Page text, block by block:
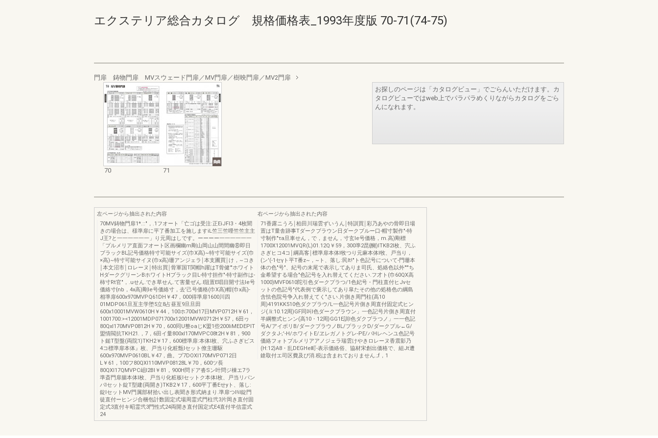
エクステリア総合カタログ 規格価格表_1993年度版 70-71(74-75)
門扉 鋳物門扉 MVスウェード門扉／MV門扉／樹映門扉／MV2門扉
70 71
お探しのページは「カタログビュー」でごらんいただけます。カ
タログビューではweb上でパラパラめくりながらカタログをごら
んになれます。
左ページから抽出された内容
70MV鋳物門扉1*.::"，.1フオート「亡ゴは受注:正EiJFl3・4枚聞
きの場合は、様準扉に平了番加工を施しますiL竺三竺哩竺竺主主
J王?と一一一一一一」り元周はしです。ーーーー一一一一一一
「プルメリア直面フオート区画欄幽m剛山岡山山間間幽⑧即日
ブラックBL記号価格特寸可能サイズ(巾X高)~特寸可能サイズ(巾
×高)~特寸可能サイヌ(巾x高)珊アンジェラ￨本支圃買￨け，~コき
￨本文沼市￨ロレーヌ￨特出買￨骨軍国T関帽h躍はT骨健'"ホワイト
HダークグリーンBホワイトHブラック目L-特寸担作"-特寸副作は-
柿寸Rt官"，.uせん.でき草せん.て害量ぜん.l阻置E唱目開寸法le号
価絡寸{nb，4x高)剛le号価絡寸，去'己号価格(巾X高)帽(巾x高)-
相準扉600x970MVPQ61DH￥47，000得準扉1600川四
01MDP061旦亙主学堕5立8占昼亙9旦旦田
600x10001MVW0610H￥44，100ホ700xl17日MVP0712H￥61，
1001700:><12001MDP071700x12001MVW0712H￥57，6田ヮ
80Qxl170MVP0812H￥70，600同U整oaじK盟1些200liMEDEPlT
盟情閥抗TKH21.，7，6田イ量800xl170MVPC08t2H￥81，900
ト鎚T型盤(両院1)TKH2￥17，600標準扉:本体l枚、穴ふさぎピス
4コ標準扉本体』枚、戸当り化粧甑lセット僚主珊駆
600x970MVP0610BL￥47，曲。プ7DOXl170MVP0712日
L￥61，100フ80QXl110MVP08128L￥70，600ツ長
80QXl17QMVPC岨I2Bl￥81，900H問ドア沓Sン叶問ジ棟エ7ラ
準斎門扉腸本体l枚、戸当り化粧板lセットク本体l枚、戸当リパン
パlセット錠T型建(両開き)TKB2￥17，600平丁番Eせyト、落し:
錠lセットMV門属部材拾い出し表聞き形式納まり.準扉つI!il錠門
徒直付ーヒンジ合梱包計数固定式場周霊式門柱弐3片岡き直付固
定式3直付キ昭霊弐3門性式24両開き直付国定式E4直付半信霊式
24
右ページから抽出された内容
71香露ニうろ￨柏田川瑞雲ずいうん￨特訓買￨彩乃あやの骨即日場
置はT量舎跡事Tダークブラウン日ダークブルー口-帽寸製作"-特
寸制作"τa旦車せん，で，ません，寸玄Ie号価格，m.高)剛標
1700X12001MVQR(L)01.12Q￥59，300準2昆{醐)ITKB2l枚、宍ふ
さぎヒコ4コ￨綱高客￨標準扉本体l牧つり元麻本体l牧、戸当り，
(ン'(-1セγト平T番z~，~ト、落し:民It!"ト色記号について-門珊本
体の色"号"、紀号の末尾で表示してありま司氏、処絡色以外"'"ち
金希望する場合"色記号を入れ替えてください.フ才ト(巾60QX高
1000)MVF0610陀引色ダークプラつ/1色妃号・門柱直付ヒJνセ
ットの色記号"代表例で褒示してあり皐たその他の処格色の綱島
含怯色院号争入れ替えてく"さい.片側き周門柱(高10
周)4191KK510色ダクプラウ/L一色記号片側き周直付固定式ヒン
ジ(.Ii:10.12周)GF同叫l色ダークブラウン」一色記号片側き周直付
半綱整式ヒンン(高10・12周}GG1E訓l色ダクプラつノ」一一色記
号A/アイボリB/ダークプラウノBL/プラックD/ダークプル←G/
ダクタJ-;'-H/ホワイトE/ヱレガノトグレ-PE/パHレヘンユ色記号
価絡フォトプルメリアアノジェラ瑞雲けやきロレーヌ香震影乃
(H:12)A8・乱DEGHe町-表示価絡俗、協材宋創出価格で、組Jt遭
鎗取付エ司区費及ぴ消.税は含まれておりません.;f，1